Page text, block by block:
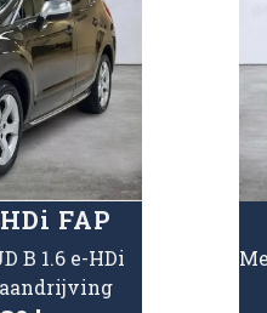
FAP
B 1.6 e-HDi